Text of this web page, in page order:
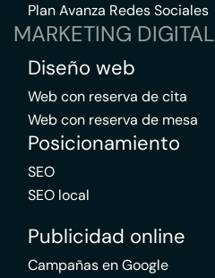
Plan Avanza Redes Sociales
MARKETING DIGITAL
Diseño web
Web con reserva de cita
Web con reserva de mesa
Posicionamiento
SEO
SEO local
Publicidad online
Campañas en Google